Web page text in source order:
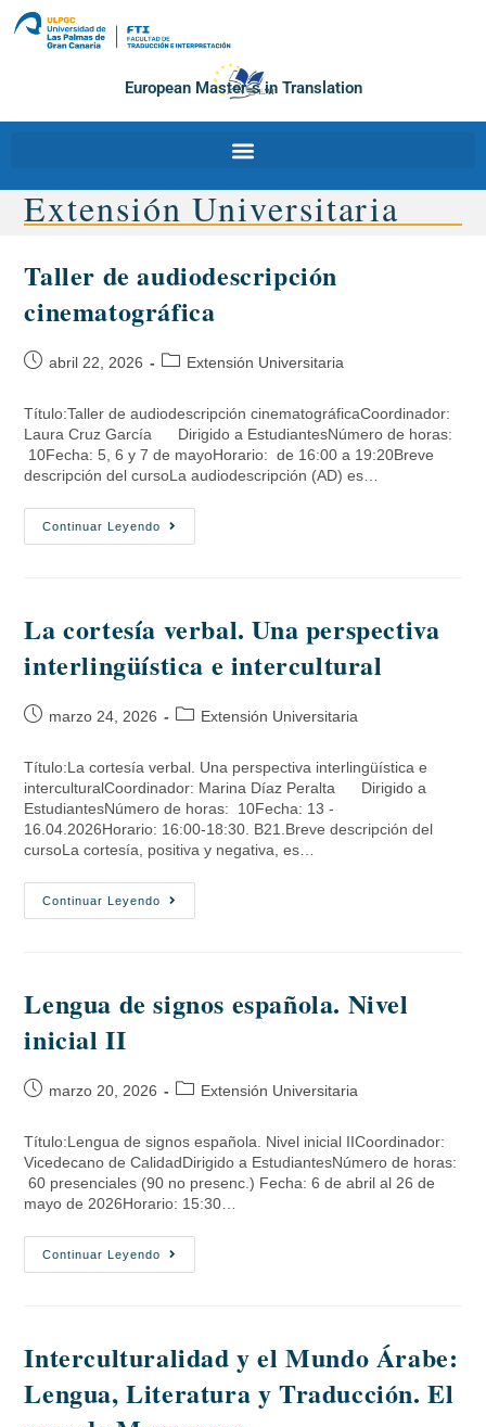
European Master´s in Translation
Extensión Universitaria
Taller de audiodescripción
cinematográfica
abril 22, 2026 Extensión Universitaria
Título:Taller de audiodescripción cinematográficaCoordinador:
Laura Cruz García Dirigido a EstudiantesNúmero de horas:
10Fecha: 5, 6 y 7 de mayoHorario: de 16:00 a 19:20Breve
descripción del cursoLa audiodescripción (AD) es…
Continuar Leyendo
La cortesía verbal. Una perspectiva
interlingüística e intercultural
marzo 24, 2026 Extensión Universitaria
Título:La cortesía verbal. Una perspectiva interlingüística e
interculturalCoordinador: Marina Díaz Peralta Dirigido a
EstudiantesNúmero de horas: 10Fecha: 13 -
16.04.2026Horario: 16:00-18:30. B21.Breve descripción del
cursoLa cortesía, positiva y negativa, es…
Continuar Leyendo
Lengua de signos española. Nivel
inicial II
marzo 20, 2026 Extensión Universitaria
Título:Lengua de signos española. Nivel inicial IICoordinador:
Vicedecano de CalidadDirigido a EstudiantesNúmero de horas:
60 presenciales (90 no presenc.) Fecha: 6 de abril al 26 de
mayo de 2026Horario: 15:30…
Continuar Leyendo
Interculturalidad y el Mundo Árabe:
Lengua, Literatura y Traducción. El